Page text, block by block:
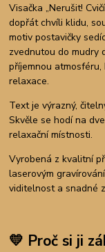
Visačka „Nerušit!
dopřát chvíli klidu,
motiv postavičky
zvednutou do mudry
příjemnou
relaxace.
Text je výrazný,
Skvěle se hodí na
relaxační místnosti.
Vyrobená z kvalitní
laserovým
viditelnost a snadné
💛 Proč si ji